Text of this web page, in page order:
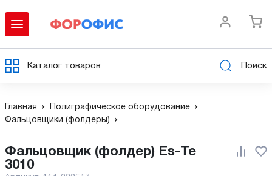
Каталог товаров Поиск
Главная
Полиграфическое оборудование
Фальцовщики (фолдеры)
Фальцовщик (фолдер) Es-Te
3010